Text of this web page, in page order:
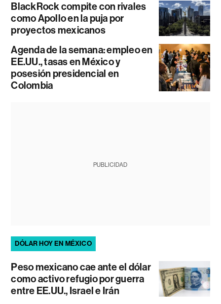
BlackRock compite con rivales
como Apollo en la puja por
proyectos mexicanos
Agenda de la semana: empleo en
EE.UU., tasas en México y
posesión presidencial en
Colombia
PUBLICIDAD
DÓLAR HOY EN MÉXICO
Peso mexicano cae ante el dólar
como activo refugio por guerra
entre EE.UU., Israel e Irán